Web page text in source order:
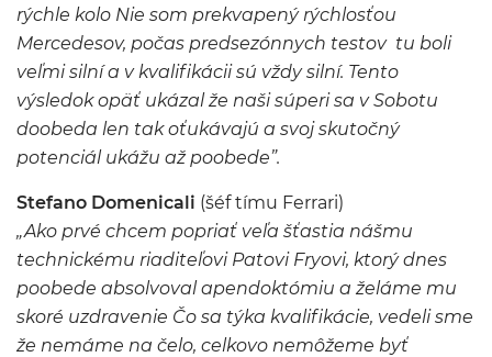
rýchle kolo Nie som prekvapený rýchlosťou
Mercedesov, počas predsezónnych testov tu boli
veľmi silní a v kvalifikácii sú vždy silní. Tento
výsledok opäť ukázal že naši súperi sa v Sobotu
doobeda len tak oťukávajú a svoj skutočný
potenciál ukážu až poobede”.
Stefano Domenicali (šéf tímu Ferrari)
„Ako prvé chcem popriať veľa šťastia nášmu
technickému riaditeľovi Patovi Fryovi, ktorý dnes
poobede absolvoval apendoktómiu a želáme mu
skoré uzdravenie Čo sa týka kvalifikácie, vedeli sme
že nemáme na čelo, celkovo nemôžeme byť